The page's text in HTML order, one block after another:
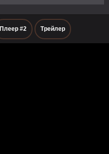
Плеер #2 Трейлер